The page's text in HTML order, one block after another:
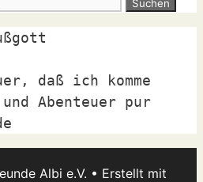
daß ich komme
Abenteuer pur
Albi e.V. • Erstellt mit